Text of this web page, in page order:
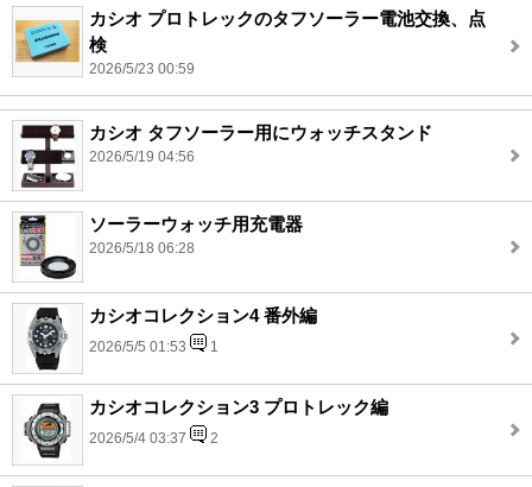
カシオ プロトレックのタフソーラー電池交換、点
検
2026/5/23 00:59
カシオ タフソーラー用にウォッチスタンド
2026/5/19 04:56
ソーラーウォッチ用充電器
2026/5/18 06:28
カシオコレクション4 番外編
2026/5/5 01:53 1
カシオコレクション3 プロトレック編
2026/5/4 03:37 2